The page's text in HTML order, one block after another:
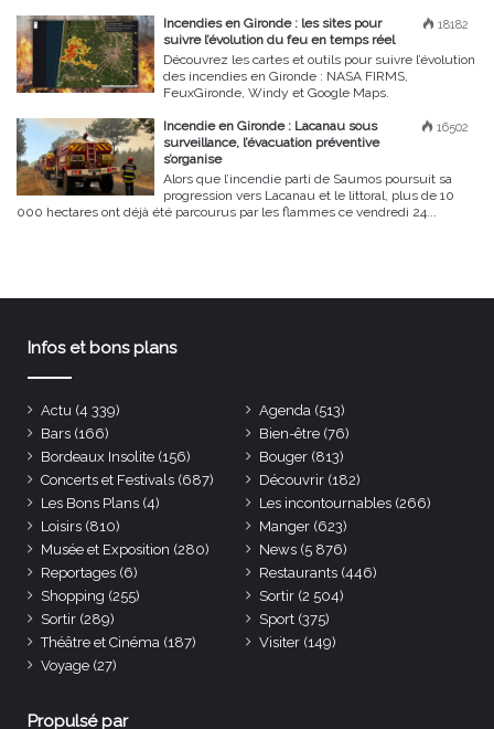
18182
Incendies en Gironde : les sites pour
suivre l’évolution du feu en temps réel
Découvrez les cartes et outils pour suivre l’évolution
des incendies en Gironde : NASA FIRMS,
FeuxGironde, Windy et Google Maps.
16502
Incendie en Gironde : Lacanau sous
surveillance, l’évacuation préventive
s’organise
Alors que l’incendie parti de Saumos poursuit sa
progression vers Lacanau et le littoral, plus de 10
000 hectares ont déjà été parcourus par les flammes ce vendredi 24...
Infos et bons plans
Actu (4 339) Agenda (513)
Bars (166) Bien-être (76)
Bordeaux Insolite (156) Bouger (813)
Concerts et Festivals (687) Découvrir (182)
Les Bons Plans (4) Les incontournables (266)
Loisirs (810) Manger (623)
Musée et Exposition (280) News (5 876)
Reportages (6) Restaurants (446)
Shopping (255) Sortir (2 504)
Sortir (289) Sport (375)
Théâtre et Cinéma (187) Visiter (149)
Voyage (27)
Propulsé par